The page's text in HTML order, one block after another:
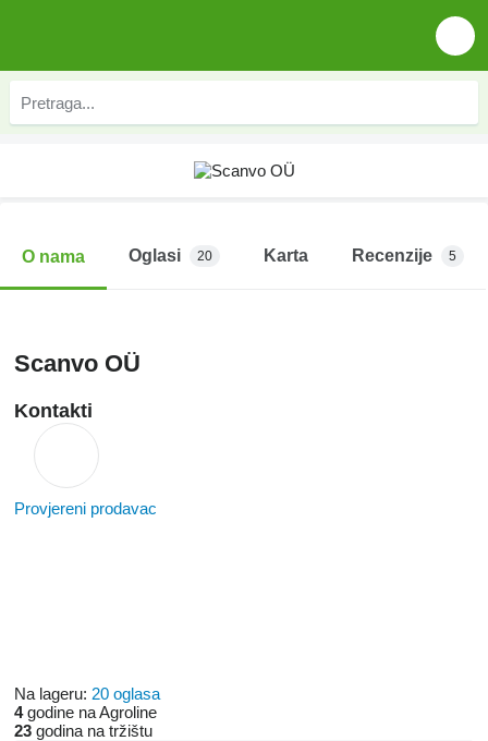
O nama Oglasi 20 Karta Recenzije 5
Scanvo OÜ
Kontakti
Provjereni prodavac
Na lageru: 20 oglasa
4godine na Agroline
23 godina na tržištu